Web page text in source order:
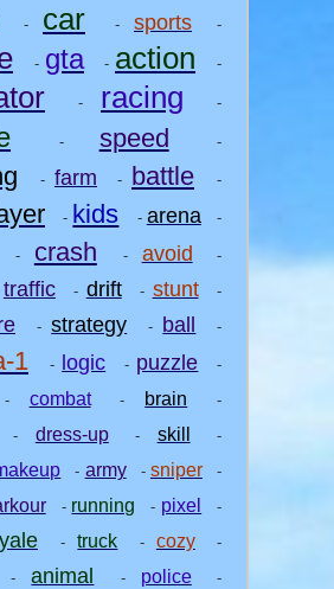
- car - sports -
- gta - action -
- racing -
- speed -
- farm - battle -
- kids - arena -
- crash - avoid -
traffic - drift - stunt -
-strategy - ball -
1 - logic - puzzle -
combat - brain -
- dress-up - skill -
- army - sniper -
- running - pixel -
-truck - cozy -
-animal - police -